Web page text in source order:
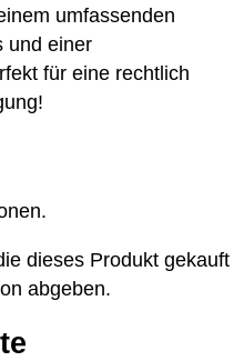
umfassenden
und einer
für eine rechtlich
dieses Produkt gekauft
abgeben.